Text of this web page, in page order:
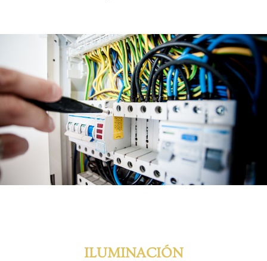
ILUMINACIÓN